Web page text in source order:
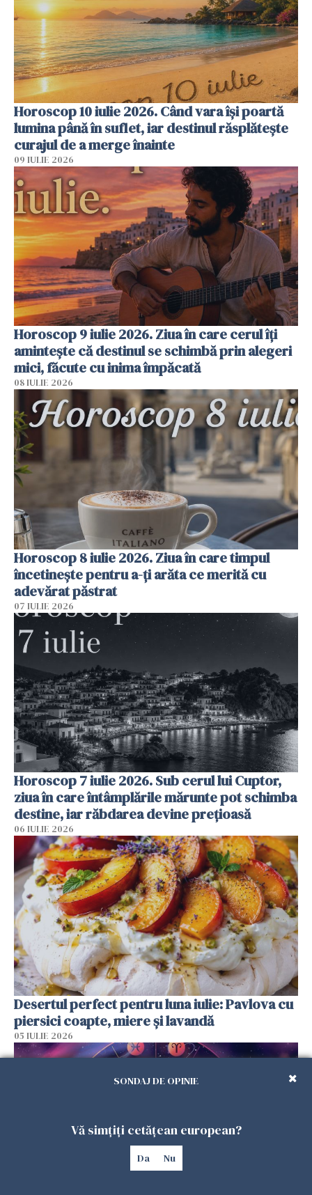
Horoscop 10 iulie 2026. Când vara își poartă
lumina până în suflet, iar destinul răsplătește
curajul de a merge înainte
09 IULIE 2026
Horoscop 9 iulie 2026. Ziua în care cerul îți
amintește că destinul se schimbă prin alegeri
mici, făcute cu inima împăcată
08 IULIE 2026
Horoscop 8 iulie 2026. Ziua în care timpul
încetinește pentru a-ți arăta ce merită cu
adevărat păstrat
07 IULIE 2026
Horoscop 7 iulie 2026. Sub cerul lui Cuptor,
ziua în care întâmplările mărunte pot schimba
destine, iar răbdarea devine prețioasă
06 IULIE 2026
Desertul perfect pentru luna iulie: Pavlova cu
piersici coapte, miere și lavandă
05 IULIE 2026
SONDAJ DE OPINIE
Vă simțiți cetățean european?
Da Nu